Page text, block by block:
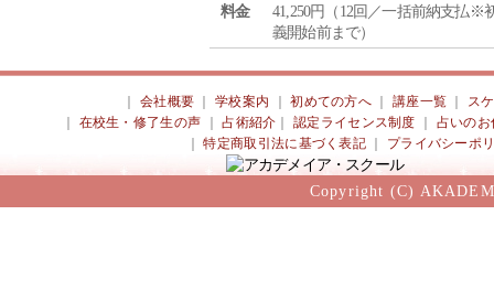
料金
41,250円（12回／一括前納支払※
義開始前まで）
会社概要 ｜学校案内 ｜初めての方へ 講座一覧
ス
在校生・修了生の声 ｜占術紹介 ｜認定ライセンス制度
占いのお
｜特定商取引法に基づく表記 プライバシーポ
Copyright (C)